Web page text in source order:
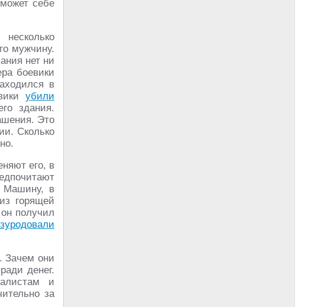
себе
мужчину.
нет ни
боевики
в
убили
здания.
Это
Сколько
его, в
Машину, в
горящей
получил
Зачем они
денег.
и
за